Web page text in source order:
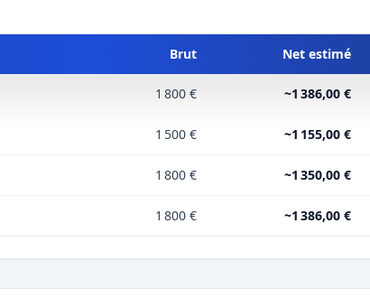
Brut Net estimé
1 800 € ~1 386,00 €
1 500 € ~1 155,00 €
1 800 € ~1 350,00 €
1 800 € ~1 386,00 €